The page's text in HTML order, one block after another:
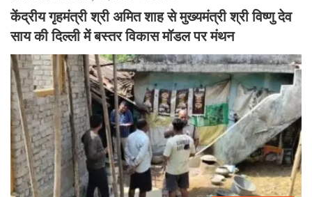
केंद्रीय गृहमंत्री श्री अमित शाह से मुख्यमंत्री श्री विष्णु देव
साय की दिल्ली में बस्तर विकास मॉडल पर मंथन